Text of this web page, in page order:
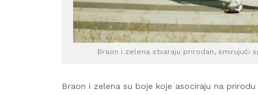
Braon i zelena stvaraju prirodan, smirujući
Braon i zelena su boje koje asociraju na